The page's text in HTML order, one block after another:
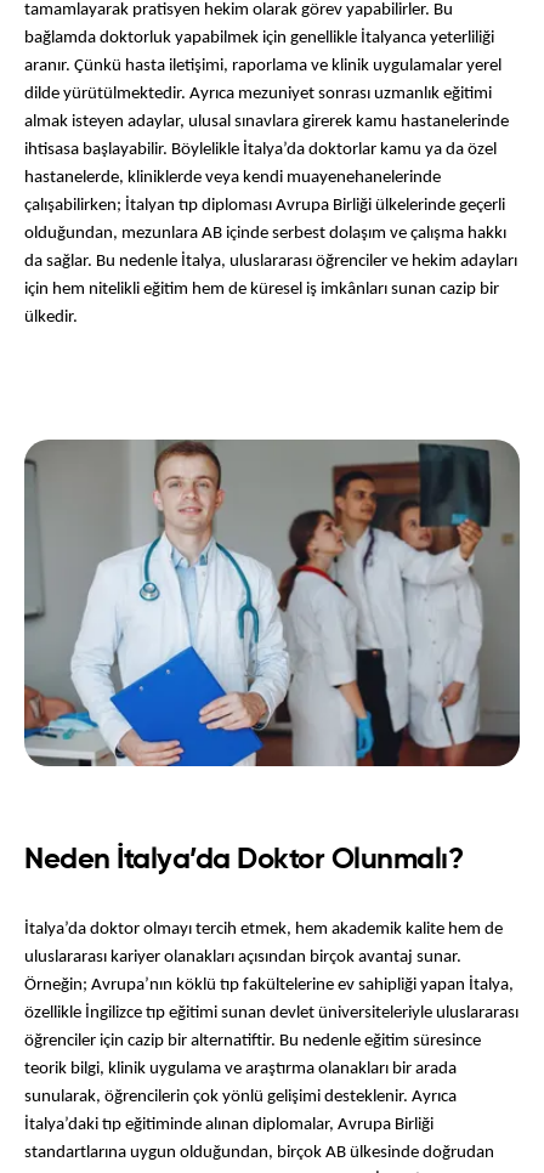
tamamlayarak pratisyen hekim olarak görev yapabilirler. Bu
bağlamda doktorluk yapabilmek için genellikle İtalyanca yeterliliği
aranır. Çünkü hasta iletişimi, raporlama ve klinik uygulamalar yerel
dilde yürütülmektedir. Ayrıca mezuniyet sonrası uzmanlık eğitimi
almak isteyen adaylar, ulusal sınavlara girerek kamu hastanelerinde
ihtisasa başlayabilir. Böylelikle İtalya’da doktorlar kamu ya da özel
hastanelerde, kliniklerde veya kendi muayenehanelerinde
çalışabilirken; İtalyan tıp diploması Avrupa Birliği ülkelerinde geçerli
olduğundan, mezunlara AB içinde serbest dolaşım ve çalışma hakkı
da sağlar. Bu nedenle İtalya, uluslararası öğrenciler ve hekim adayları
için hem nitelikli eğitim hem de küresel iş imkânları sunan cazip bir
ülkedir.
Neden İtalya’da Doktor Olunmalı?
İtalya’da doktor olmayı tercih etmek, hem akademik kalite hem de
uluslararası kariyer olanakları açısından birçok avantaj sunar.
Örneğin; Avrupa’nın köklü tıp fakültelerine ev sahipliği yapan İtalya,
özellikle İngilizce tıp eğitimi sunan devlet üniversiteleriyle uluslararası
öğrenciler için cazip bir alternatiftir. Bu nedenle eğitim süresince
teorik bilgi, klinik uygulama ve araştırma olanakları bir arada
sunularak, öğrencilerin çok yönlü gelişimi desteklenir. Ayrıca
İtalya’daki tıp eğitiminde alınan diplomalar, Avrupa Birliği
standartlarına uygun olduğundan, birçok AB ülkesinde doğrudan